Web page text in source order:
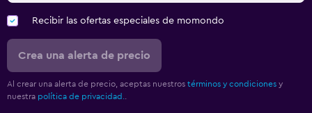
Recibir las ofertas especiales de momondo
Crea una alerta de precio
Al crear una alerta de precio, aceptas nuestros términos y condiciones y
nuestra política de privacidad.